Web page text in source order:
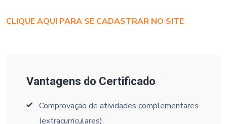
CLIQUE AQUI PARA SE CADASTRAR NO SITE
Vantagens do Certificado
Comprovação de atividades complementares
(extracurriculares).